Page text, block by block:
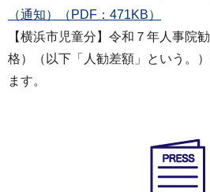
（通知）（PDF：471KB）
【横浜市児童分】令和７年人事院
格）（以下「人勧差額」という。
ます。